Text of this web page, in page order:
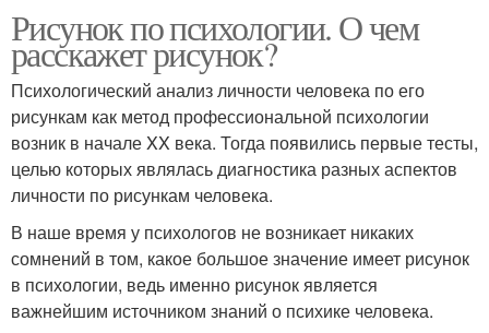
Рисунок по психологии. О чем
расскажет рисунок?
Психологический анализ личности человека по его
рисункам как метод профессиональной психологии
возник в начале XX века. Тогда появились первые тесты,
целью которых являлась диагностика разных аспектов
личности по рисункам человека.
В наше время у психологов не возникает никаких
сомнений в том, какое большое значение имеет рисунок
в психологии, ведь именно рисунок является
важнейшим источником знаний о психике человека.